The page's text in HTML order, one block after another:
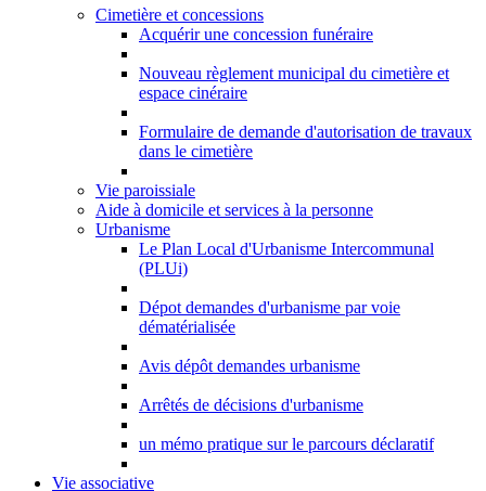
Cimetière et concessions
Acquérir une concession funéraire
Nouveau règlement municipal du cimetière et
espace cinéraire
Formulaire de demande d'autorisation de travaux
dans le cimetière
Vie paroissiale
Aide à domicile et services à la personne
Urbanisme
Le Plan Local d'Urbanisme Intercommunal
(PLUi)
Dépot demandes d'urbanisme par voie
dématérialisée
Avis dépôt demandes urbanisme
Arrêtés de décisions d'urbanisme
un mémo pratique sur le parcours déclaratif
Vie associative